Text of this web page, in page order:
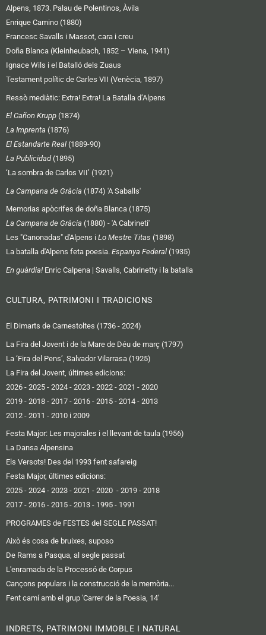
Alpens, 1873. Palau de Polentinos, Àvila
Enrique Camino (1880)
Francesc Savalls i Massot, cara i creu
Doña Blanca (Kleinheubach, 1852 – Viena, 1941)
Ignace Wils i el Batalló dels Zuaus
Testament polític de Carles VII (Venècia, 1897)
Ressò mediàtic: Extra! Extra! La Batalla d’Alpens
El Cañon Krupp (1874)
La Imprenta (1876)
El Estandarte Real (1889-90)
La Publicidad(1895)
‘La sombra de Carlos VII’ (1921)
La Campana de Gràcia (1874) 'A Saballs'
Memorias apòcrifes de doña Blanca (1875)
La Campana de Gràcia (1880) - 'A Cabrineti'
Les "Canonadas" d'Alpens i Lo Mestre Titas (1898)
La batalla d'Alpens feta poesia. Espanya Federal (1935)
En guàrdia! Enric Calpena | Savalls, Cabrinetty i la batalla
CULTURA, PATRIMONI I TRADICIONS
El Dimarts de Carnestoltes (1736 - 2024)
La Fira del Jovent i de la Mare de Déu de març (1797)
La ‘Fira del Pens’, Salvador Vilarrasa (1925)
La Fira del Jovent, últimes edicions:
2026 - 2025 - 2024 - 2023 - 2022 - 2021 - 2020
2019 - 2018 - 2017 - 2016 - 2015 - 2014 - 2013
2012 - 2011 - 2010 i 2009
Festa Major: Les majorales i el llevant de taula (1956)
La Dansa Alpensina
Els Versots! Des del 1993 fent safareig
Festa Major, últimes edicions:
2025 - 2024 - 2023 - 2021 - 2020 - 2019 - 2018
2017 - 2016 - 2015 - 2013 - 1995 - 1991
PROGRAMES de FESTES del SEGLE PASSAT!
Això és cosa de bruixes, suposo
De Rams a Pasqua, al segle passat
L'enramada de la Processó de Corpus
Cançons populars i la construcció de la memòria...
Fent camí amb el grup 'Carrer de la Poesia, 14'
INDRETS, PATRIMONI IMMOBLE I NATURAL